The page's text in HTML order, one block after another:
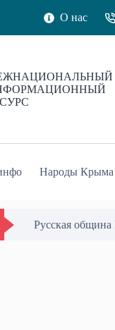
О нас
Народы Крыма
Русская